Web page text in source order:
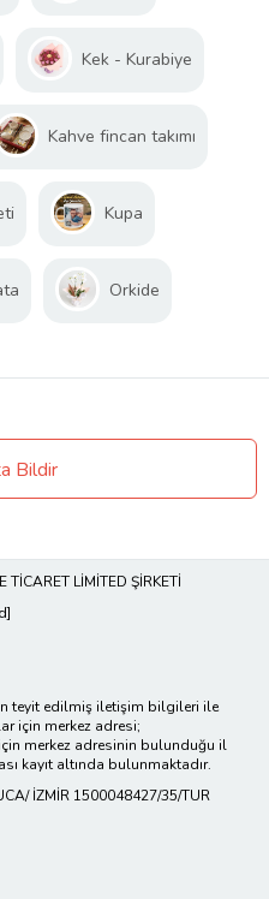
Kek - Kurabiye
Kahve fincan takımı
Kupa
Orkide
Bildir
TİCARET LİMİTED ŞİRKETİ
teyit edilmiş iletişim bilgileri ile
için merkez adresi;
merkez adresinin bulunduğu il
kayıt altında bulunmaktadır.
İZMİR 1500048427/35/TUR